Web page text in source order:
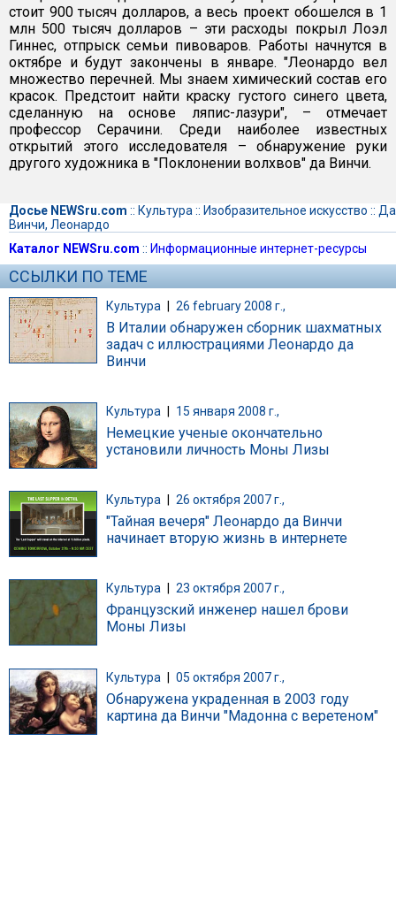
стоит 900 тысяч долларов, а весь проект обошелся в 1
млн 500 тысяч долларов – эти расходы покрыл Лоэл
Гиннес, отпрыск семьи пивоваров. Работы начнутся в
октябре и будут закончены в январе. "Леонардо вел
множество перечней. Мы знаем химический состав его
красок. Предстоит найти краску густого синего цвета,
сделанную на основе ляпис-лазури", – отмечает
профессор Серачини. Среди наиболее известных
открытий этого исследователя – обнаружение руки
другого художника в "Поклонении волхвов" да Винчи.
Досье NEWSru.com :: Культура :: Изобразительное искусство :: Да
Винчи, Леонардо
Каталог NEWSru.com :: Информационные интернет-ресурсы
ССЫЛКИ ПО ТЕМЕ
Культура | 26 february 2008 г.,
В Италии обнаружен сборник шахматных
задач с иллюстрациями Леонардо да
Винчи
Культура 15 января 2008 г.,
Немецкие ученые окончательно
установили личность Моны Лизы
Культура 26 октября 2007 г.,
"Тайная вечеря" Леонардо да Винчи
начинает вторую жизнь в интернете
Культура 23 октября 2007 г.,
Французский инженер нашел брови
Моны Лизы
Культура | 05 октября 2007 г.,
Обнаружена украденная в 2003 году
картина да Винчи "Мадонна с веретеном"